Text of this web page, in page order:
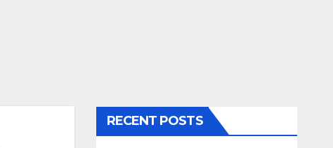
RECENT POSTS